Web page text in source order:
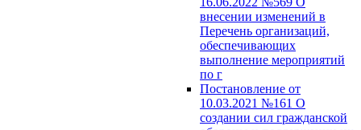
внесении изменений в
Перечень организаций,
обеспечивающих
выполнение мероприятий
по г
Постановление от
10.03.2021 №161 О
создании сил гражданской